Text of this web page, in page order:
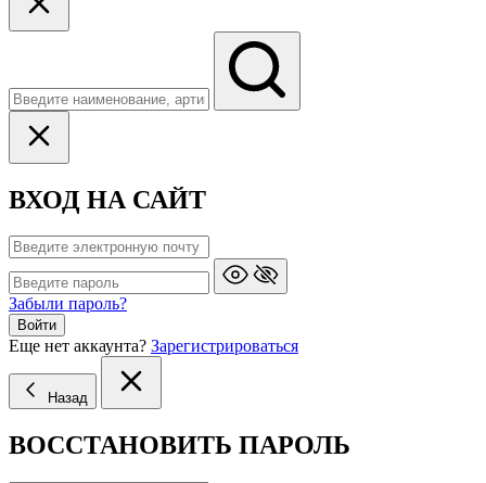
ВХОД НА САЙТ
Забыли пароль?
Войти
Еще нет аккаунта? Зарегистрироваться
Назад
ВОССТАНОВИТЬ ПАРОЛЬ